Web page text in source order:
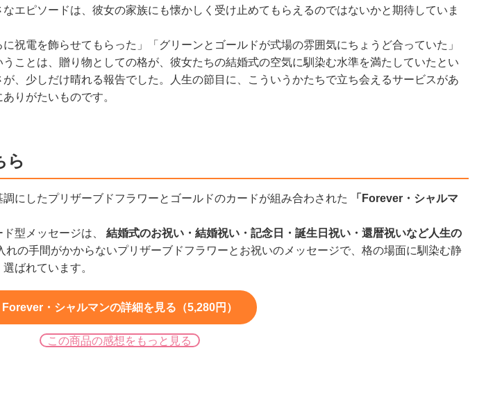
エピソードは、彼女の家族にも懐かしく受け止めてもらえるのではないかと期待していま
祝電を飾らせてもらった」「グリーンとゴールドが式場の雰囲気にちょうど合っていた」
ことは、贈り物としての格が、彼女たちの結婚式の空気に馴染む水準を満たしていたとい
、少しだけ晴れる報告でした。人生の節目に、こういうかたちで立ち会えるサービスがあ
りがたいものです。
ら
にしたプリザーブドフラワーとゴールドのカードが組み合わされた
「Forever・シャルマ
型メッセージは、 結婚式のお祝い・結婚祝い・記念日・誕生日祝い・還暦祝いなど人生の
れの手間がかからないプリザーブドフラワーとお祝いのメッセージで、格の場面に馴染む静
ばれています。
Forever・シャルマンの詳細を見る（5,280円）
この商品の感想をもっと見る